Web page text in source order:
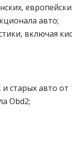
авто;
включая
старых авто от
Obd2;